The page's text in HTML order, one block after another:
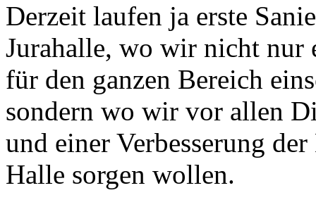
Derzeit laufen ja erste
Jurahalle, wo wir nicht nur
für den ganzen Bereich
sondern wo wir vor allen
und einer Verbesserung
Halle sorgen wollen.